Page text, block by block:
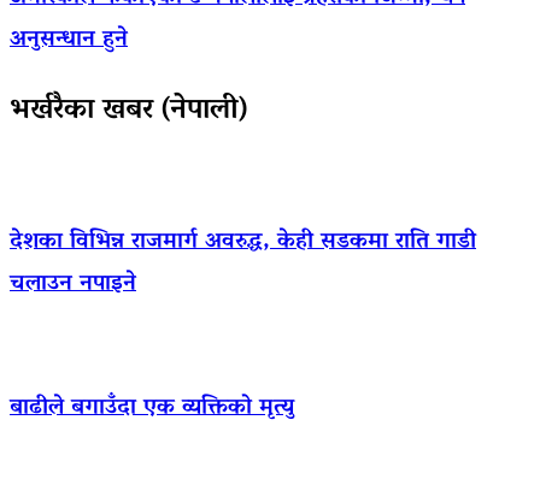
अनुसन्धान हुने
भर्खरैका खबर (नेपाली)
देशका विभिन्न राजमार्ग अवरुद्ध, केही सडकमा राति गाडी
चलाउन नपाइने
बाढीले बगाउँदा एक व्यक्तिको मृत्यु